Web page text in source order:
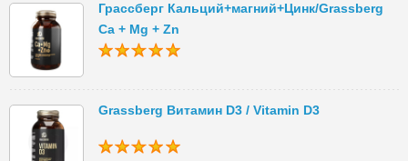
Грассберг Кальций+магний+Цинк/Grassberg
Ca + Mg + Zn
Grassberg Витамин D3 / Vitamin D3